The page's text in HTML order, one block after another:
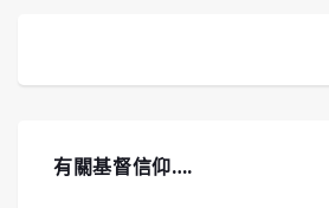
有關基督信仰….